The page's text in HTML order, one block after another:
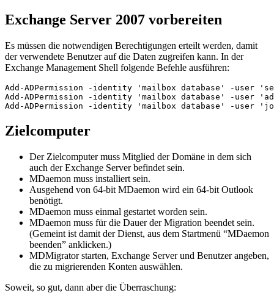
Exchange Server 2007 vorbereiten
Es müssen die notwendigen Berechtigungen erteilt werden, damit
der verwendete Benutzer auf die Daten zugreifen kann. In der
Exchange Management Shell folgende Befehle ausführen:
Add-ADPermission -identity 'mailbox database' -user
Add-ADPermission -identity 'mailbox database' -user
Add-ADPermission -identity 'mailbox database' -user
Zielcomputer
Der Zielcomputer muss Mitglied der Domäne in dem sich
auch der Exchange Server befindet sein.
MDaemon muss installiert sein.
Ausgehend von 64-bit MDaemon wird ein 64-bit Outlook
benötigt.
MDaemon muss einmal gestartet worden sein.
MDaemon muss für die Dauer der Migration beendet sein.
(Gemeint ist damit der Dienst, aus dem Startmenü “MDaemon
beenden” anklicken.)
MDMigrator starten, Exchange Server und Benutzer angeben,
die zu migrierenden Konten auswählen.
Soweit, so gut, dann aber die Überraschung: